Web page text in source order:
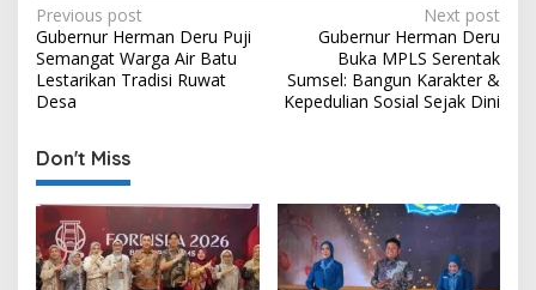
P
o
s
t
n
a
v
i
Previous post
Gubernur Herman Deru Puji
Semangat Warga Air Batu
Lestarikan Tradisi Ruwat
Desa
Next post
Gubernur Herman Deru
Buka MPLS Serentak
Sumsel: Bangun Karakter &
Kepedulian Sosial Sejak Dini
Don't Miss